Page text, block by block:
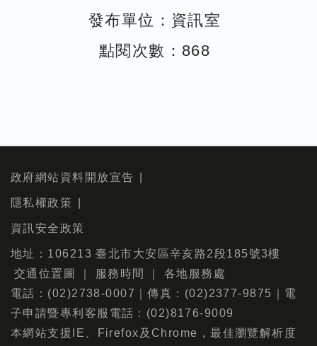
發布單位：資訊室
點閱次數：868
政府網站資料開放宣告
隱私權政策
資訊安全政策
地址：106213 臺北市大安區辛亥路2段185號3樓
交通位置圖
服務時間
各地服務處
電話：(02)2738-0007｜傳真：(02)2377-9875｜電
子申請暨專利客服電話：(02)8176-9009
本網站支援IE、Firefox及Chrome，最佳瀏覽解析度